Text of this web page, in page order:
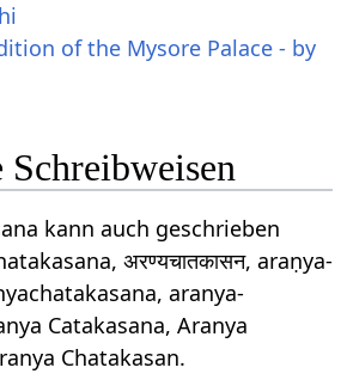
of the Mysore Palace - by
kann auch geschrieben
अरण्यचातकासन, araṇya-
aranya-
Catakasana, Aranya
Chatakasan.